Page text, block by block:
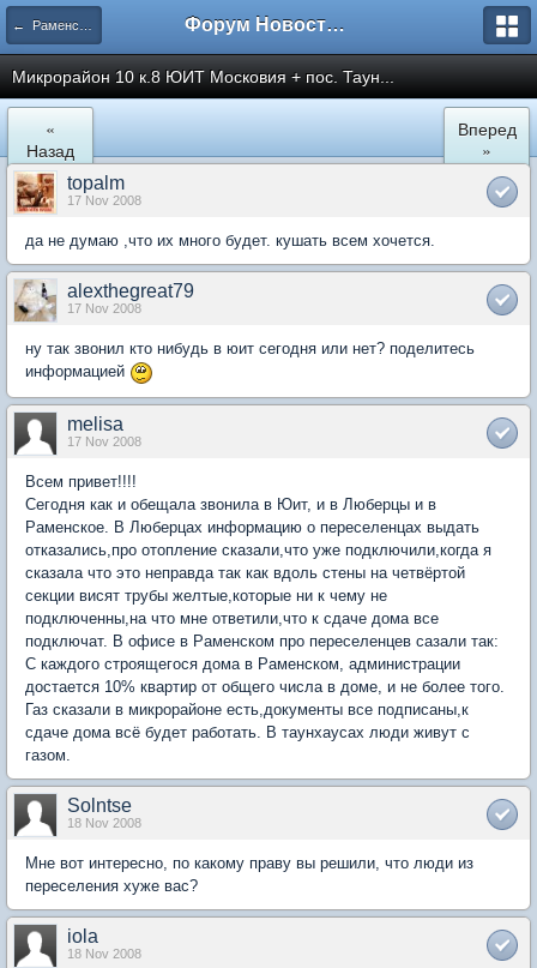
← Раменское Форум Новостройки
Микрорайон 10 к.8 ЮИТ Московия + пос. Таун...
«
Назад
Вперед
»
topalm
17 Nov 2008
да не думаю ,что их много будет. кушать всем хочется.
alexthegreat79
17 Nov 2008
ну так звонил кто нибудь в юит сегодня или нет? поделитесь
информацией
melisa
17 Nov 2008
Всем привет!!!!
Сегодня как и обещала звонила в Юит, и в Люберцы и в
Раменское. В Люберцах информацию о переселенцах выдать
отказались,про отопление сказали,что уже подключили,когда я
сказала что это неправда так как вдоль стены на четвёртой
секции висят трубы желтые,которые ни к чему не
подключенны,на что мне ответили,что к сдаче дома все
подключат. В офисе в Раменском про переселенцев сазали так:
С каждого строящегося дома в Раменском, администрации
достается 10% квартир от общего числа в доме, и не более того.
Газ сказали в микрорайоне есть,документы все подписаны,к
сдаче дома всё будет работать. В таунхаусах люди живут с
газом.
Solntse
18 Nov 2008
Мне вот интересно, по какому праву вы решили, что люди из
переселения хуже вас?
iola
18 Nov 2008